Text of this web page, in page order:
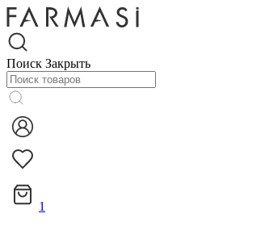
Поиск Закрыть
1